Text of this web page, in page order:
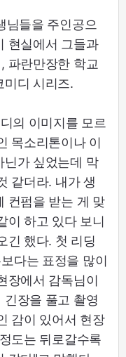
님들을 주인공으
현실에서 그들과
파란만장한 학교
미디 시리즈.
의 이미지를 모르
목소리톤이나 이
닌가 싶었는데 막
같더라. 내가 생
컨펌을 받는 게 맞
이 하고 있다 보니
긴 했다. 첫 리딩
다는 표정을 많이
장에서 감독님이
장을 풀고 촬영
감이 있어서 현장
도는 뒤로갈수록